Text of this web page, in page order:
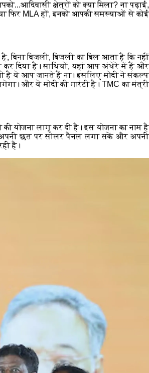
क्षेत्रों को क्या मिला? ना पढ़ाई,
फिर MLA हों, इनको आपकी समस्याओं से कोई
बिजली, बिजली का बिल आता है कि नहीं
कर दिया है। साथियों, यहां आप अंधेरे में हैं और
है ये आप जानते हैं ना। इसलिए मोदी ने संकल्प
और ये मोदी की गारंटी है। TMC का मंत्री
योजना लागू कर दी है। इस योजना का नाम है
अपनी छत पर सोलर पैनल लगा सकें और अपनी
है।